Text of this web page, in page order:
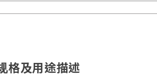
格及用途描述